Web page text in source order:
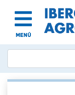
MENÚ